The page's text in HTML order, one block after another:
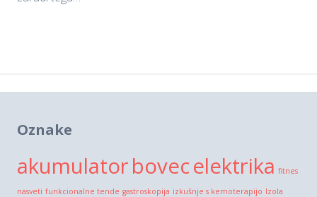
Oznake
akumulatorbovecelektrika fitnes
nasveti funkcionalne tende gastroskopija izkušnje s kemoterapijo Izola